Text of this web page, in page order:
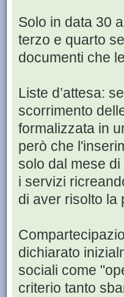
Solo in data 30
terzo e quarto
documenti che
Liste d’attesa:
scorrimento
formalizzata in
però che
solo dal mese
i servizi
di aver risolto la
dichiarato
sociali come
criterio tanto